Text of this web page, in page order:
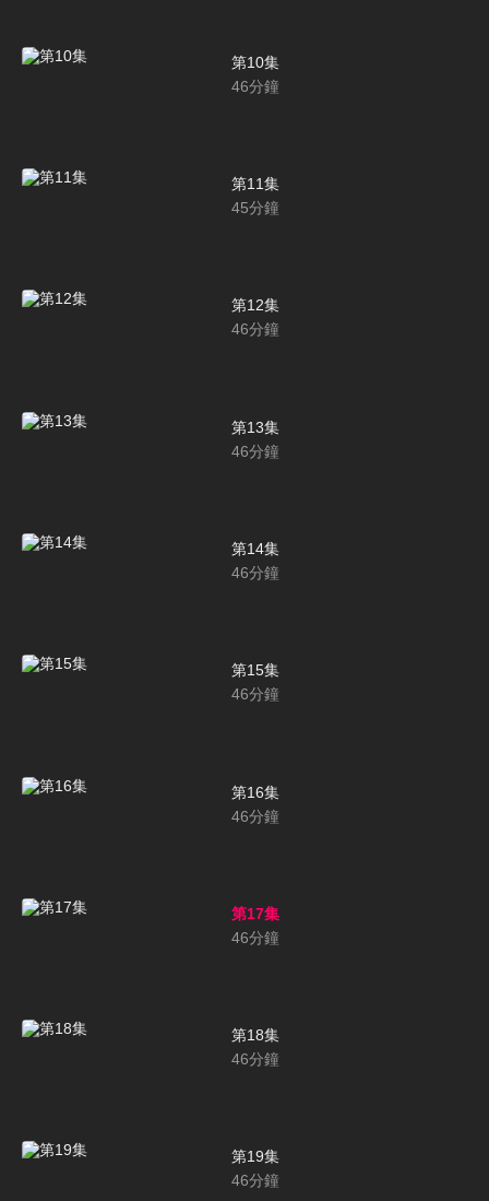
第10集
46分鐘
第11集
45分鐘
第12集
46分鐘
第13集
46分鐘
第14集
46分鐘
第15集
46分鐘
第16集
46分鐘
第17集
46分鐘
第18集
46分鐘
第19集
46分鐘